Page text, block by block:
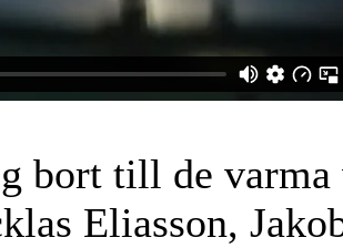
bort till de varma
Eliasson,